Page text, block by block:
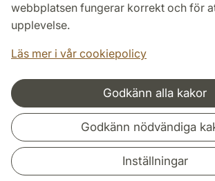
webbplatsen fungerar korrekt och för
upplevelse.
Läs mer i vår cookiepolicy
Godkänn alla kakor
Godkänn nödvändiga
Inställningar
Följ oss i sociala medier
Samarbeten och nätverk